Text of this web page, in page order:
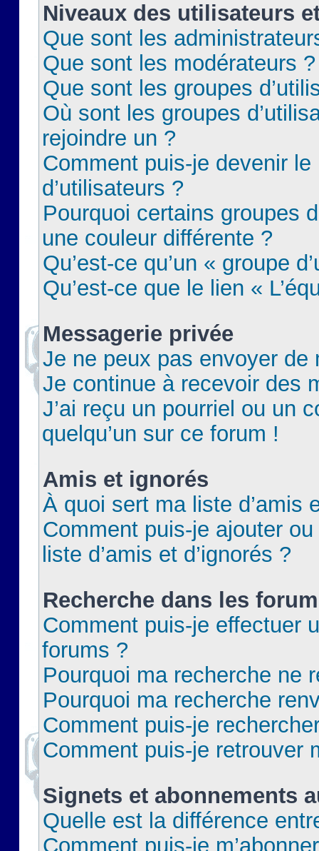
Niveaux des utilisateurs
Que sont les
Que sont les modérateurs ?
Que sont les groupes
Où sont les groupes
rejoindre un ?
Comment puis-je devenir le
d’utilisateurs ?
Pourquoi certains groupes
une couleur différente ?
Qu’est-ce qu’un « groupe
Qu’est-ce que le lien «
Messagerie privée
Je ne peux pas envoyer de
Je continue à recevoir des
J’ai reçu un pourriel ou un
quelqu’un sur ce forum !
Amis et ignorés
À quoi sert ma liste d’amis
Comment puis-je ajouter
liste d’amis et d’ignorés ?
Recherche dans les
Comment puis-je effectuer
forums ?
Pourquoi ma recherche ne
Pourquoi ma recherche
Comment puis-je
Comment puis-je retrouver
Signets et abonnements
Quelle est la différence
Comment puis-je